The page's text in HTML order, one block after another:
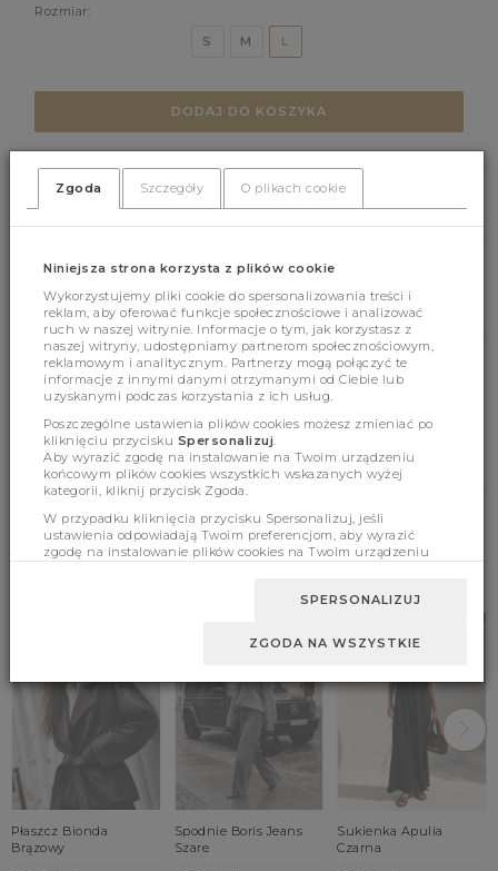
Rozmiar:
S
M L
DODAJ DO KOSZYKA
(318) (0)
Cechy produktu
Wymiary
BESTSELLERY
Płaszcz Bionda
Brązowy
Spodnie Boris Jeans
Szare
Sukienka Apulia
Czarna
Zgoda Szczegóły O plikach cookie
Niniejsza strona korzysta z plików cookie
Wykorzystujemy pliki cookie do spersonalizowania treści i
reklam, aby oferować funkcje społecznościowe i analizować
ruch w naszej witrynie. Informacje o tym, jak korzystasz z
naszej witryny, udostępniamy partnerom społecznościowym,
reklamowym i analitycznym. Partnerzy mogą połączyć te
informacje z innymi danymi otrzymanymi od Ciebie lub
uzyskanymi podczas korzystania z ich usług.
Poszczególne ustawienia plików cookies możesz zmieniać po
kliknięciu przycisku Spersonalizuj.
Aby wyrazić zgodę na instalowanie na Twoim urządzeniu
końcowym plików cookies wszystkich wskazanych wyżej
kategorii, kliknij przycisk Zgoda.
W przypadku kliknięcia przycisku Spersonalizuj, jeśli
ustawienia odpowiadają Twoim preferencjom, aby wyrazić
zgodę na instalowanie plików cookies na Twoim urządzeniu
SPERSONALIZUJ
ZGODA NA WSZYSTKIE